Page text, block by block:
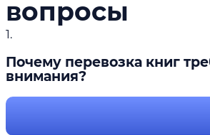
вопросы
1.
Почему перевозка книг
внимания?